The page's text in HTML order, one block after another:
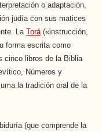
o adaptación,
judía con sus matices
LaTorá(«instrucción,
forma escrita como
cinco libros de la Biblia
Números y
la tradición oral de la
(que comprende la